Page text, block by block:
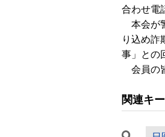
合わせ電
本会が
り込め詐
事」との
会員の
関連キ